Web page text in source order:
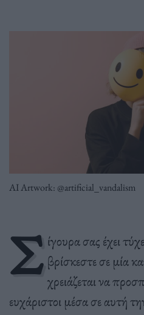
AI Artwork: @artificial_vandalism
Σ ίγουρα σας έχει
βρίσκεστε σε μία
χρειάζεται να
ευχάριστοι μέσα σε αυτή